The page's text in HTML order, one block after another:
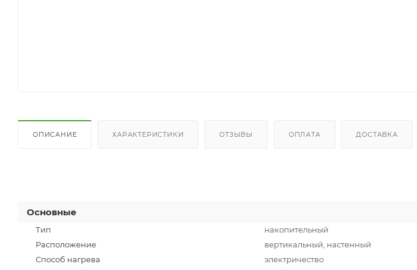
ОПИСАНИЕ ХАРАКТЕРИСТИКИ ОТЗЫВЫ ОПЛАТА ДОСТАВКА
Основные
Тип
накопительный
Расположение
вертикальный, настенный
Способ нагрева
электричество